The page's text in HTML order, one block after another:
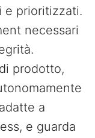
e prioritizzati.
necessari
prodotto,
a
e guarda